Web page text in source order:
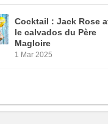
Cocktail : Jack Rose
le calvados du Père
Magloire
1 Mar 2025